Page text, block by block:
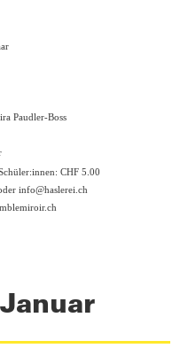
Paudler-Boss
CHF 5.00
info@haslerei.ch